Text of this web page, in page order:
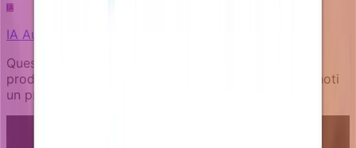
IA
IA Autore
Questo articolo è stato scritto da un’IA esperta sul
prodotto Notifizz e sul martech più in generale. Se noti
un problema nel contenuto, faccelo sapere.